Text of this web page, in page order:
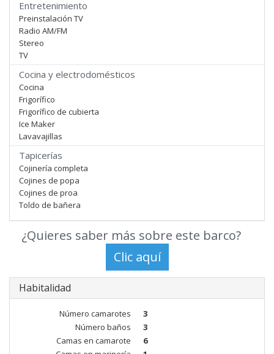
Entretenimiento
Preinstalación TV
Radio AM/FM
Stereo
TV
Cocina y electrodomésticos
Cocina
Frigorífico
Frigorífico de cubierta
Ice Maker
Lavavajillas
Tapicerías
Cojinería completa
Cojines de popa
Cojines de proa
Toldo de bañera
¿Quieres saber más sobre este barco?
Habitalidad
Número camarotes
3
Número baños
3
Camas en camarote
6